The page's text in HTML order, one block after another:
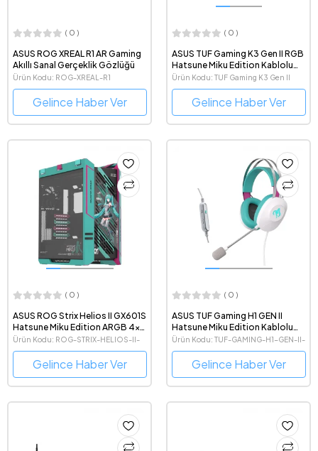
( 0 )
ASUS ROG XREAL R1 AR Gaming
Akıllı Sanal Gerçeklik Gözlüğü
Ürün Kodu: ROG-XREAL-R1
Gelince Haber Ver
( 0 )
ASUS TUF Gaming K3 Gen II RGB
Hatsune Miku Edition Kablolu
Mekanik TUF Optik Red Switch
Türkçe Q Gaming Klavye
Ürün Kodu: TUF Gaming K3 Gen II
Hatsune Miku Edition
Gelince Haber Ver
( 0 )
ASUS ROG Strix Helios II GX601S
Hatsune Miku Edition ARGB 4x
140 mm Fanlı Mid-Tower e-ATX
Gaming Bilgisayar Kasası
Ürün Kodu: ROG-STRIX-HELIOS-II-
GX601S-MIKU-EDITION
Gelince Haber Ver
( 0 )
ASUS TUF Gaming H1 GEN II
Hatsune Miku Edition Kablolu
PS5 Destekli 7.1 Surround
Gaming Kulaklik
Ürün Kodu: TUF-GAMING-H1-GEN-II-
MIKU
Gelince Haber Ver